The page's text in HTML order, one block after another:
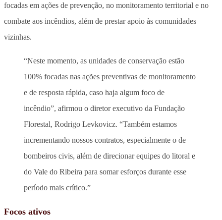
focadas em ações de prevenção, no monitoramento territorial e no
combate aos incêndios, além de prestar apoio às comunidades
vizinhas.
“Neste momento, as unidades de conservação estão
100% focadas nas ações preventivas de monitoramento
e de resposta rápida, caso haja algum foco de
incêndio”, afirmou o diretor executivo da Fundação
Florestal, Rodrigo Levkovicz. “Também estamos
incrementando nossos contratos, especialmente o de
bombeiros civis, além de direcionar equipes do litoral e
do Vale do Ribeira para somar esforços durante esse
período mais crítico.”
Focos ativos